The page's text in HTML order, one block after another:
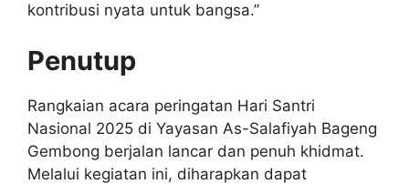
kontribusi nyata untuk bangsa.”
Penutup
Rangkaian acara peringatan Hari Santri
Nasional 2025 di Yayasan As-Salafiyah Bageng
Gembong berjalan lancar dan penuh khidmat.
Melalui kegiatan ini, diharapkan dapat